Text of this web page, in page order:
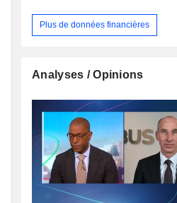
Plus de données financières
Analyses / Opinions